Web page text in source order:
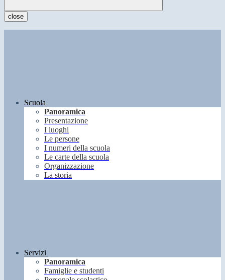
close
Scuola
Panoramica
Presentazione
I luoghi
Le persone
I numeri della scuola
Le carte della scuola
Organizzazione
La storia
Servizi
Panoramica
Famiglie e studenti